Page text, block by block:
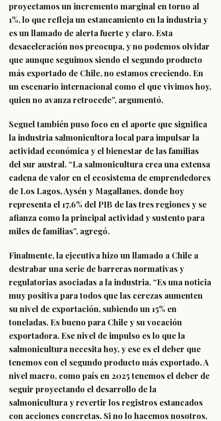
proyectamos un incremento marginal en torno al
1%, lo que refleja un estancamiento en la industria y
es un llamado de alerta fuerte y claro. Esta
desaceleración nos preocupa, y no podemos olvidar
que aunque seguimos siendo el segundo producto
más exportado de Chile, no estamos creciendo. En
un escenario internacional como el que vivimos hoy,
quien no avanza retrocede”, argumentó.
Seguel también puso foco en el aporte que significa
la industria salmonicultora local para impulsar la
actividad económica y el bienestar de las familias
del sur austral. “La salmonicultura crea una extensa
cadena de valor en el ecosistema de emprendedores
de Los Lagos, Aysén y Magallanes, donde hoy
representa el 17,6% del PIB de las tres regiones y se
afianza como la principal actividad y sustento para
miles de familias”, agregó.
Finalmente, la ejecutiva hizo un llamado a Chile a
destrabar una serie de barreras normativas y
regulatorias asociadas a la industria. “Es una noticia
muy positiva para todos que las cerezas aumenten
su nivel de exportación, subiendo un 15% en
toneladas. Es bueno para Chile y su vocación
exportadora. Ese nivel de impulso es lo que la
salmonicultura necesita hoy, y ese es el deber que
tenemos con el segundo producto más exportado. A
nivel macro, como país en 2025 tenemos el deber de
seguir proyectando el desarrollo de la
salmonicultura y revertir los registros estancados
con acciones concretas. Si no lo hacemos nosotros,